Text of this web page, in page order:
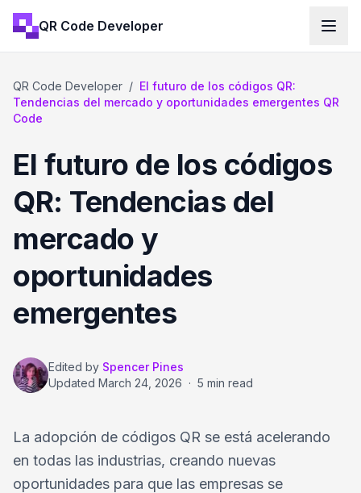
QR Code Developer
QR Code Developer / El futuro de los códigos QR:
Tendencias del mercado y oportunidades emergentes QR
Code
El futuro de los códigos
QR: Tendencias del
mercado y
oportunidades
emergentes
Edited by Spencer Pines
Updated March 24, 2026 · 5 min read
La adopción de códigos QR se está acelerando
en todas las industrias, creando nuevas
oportunidades para que las empresas se